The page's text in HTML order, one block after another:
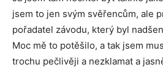
jsem to jen svým svěřencům, ale
pořadatel závodu, který byl
Moc mě to potěšilo, a tak jsem
trochu pečlivěji a nezklamat a